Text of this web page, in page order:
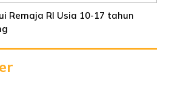
Remaja RI Usia 10-17 tahun